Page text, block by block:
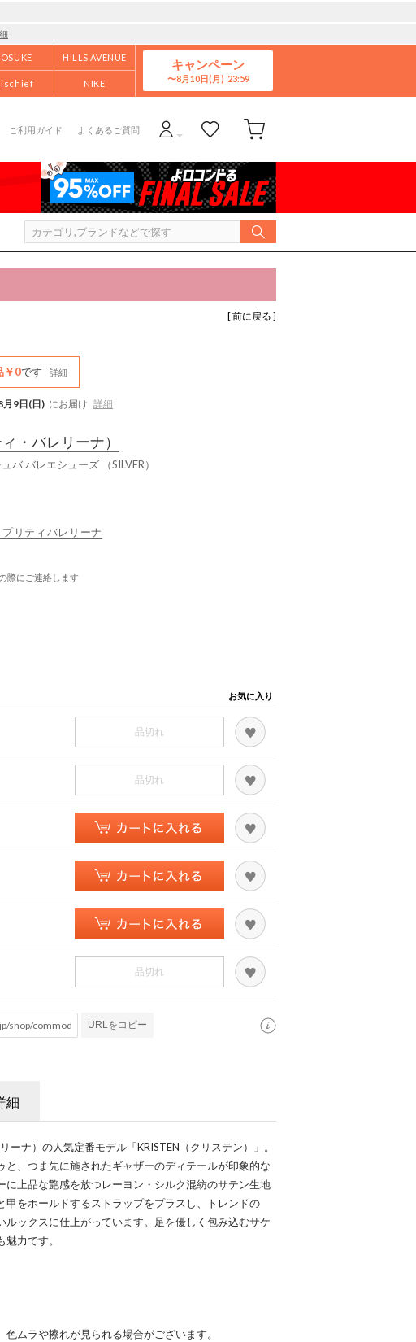
HILLS AVENUE
NIKE
キャンペーン
8月10日(月)
ご利用ガイド よくあるご質問
[ 前に戻る ]
￥0です 詳細
月9日(日) にお届け 詳細
ィ・バレリーナ）
バ バレエシューズ （SILVER）
リティバレリーナ
際にご連絡します
お気に入り
品切れ
品切れ
品切れ
URLをコピー
細
ナ）の人気定番モデル「KRISTEN（クリステン）」。
と、つま先に施されたギャザーのディテールが印象的な
に上品な艶感を放つレーヨン・シルク混紡のサテン生地
甲をホールドするストラップをプラスし、トレンドの
ルックスに仕上がっています。足を優しく包み込むサケ
力です。
ムラや擦れが見られる場合がございます。